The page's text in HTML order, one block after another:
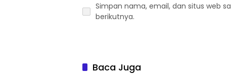
Simpan nama, email, dan situs web
berikutnya.
Baca Juga